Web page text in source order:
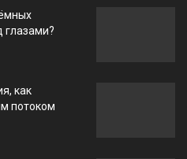
глазами?
как
потоком